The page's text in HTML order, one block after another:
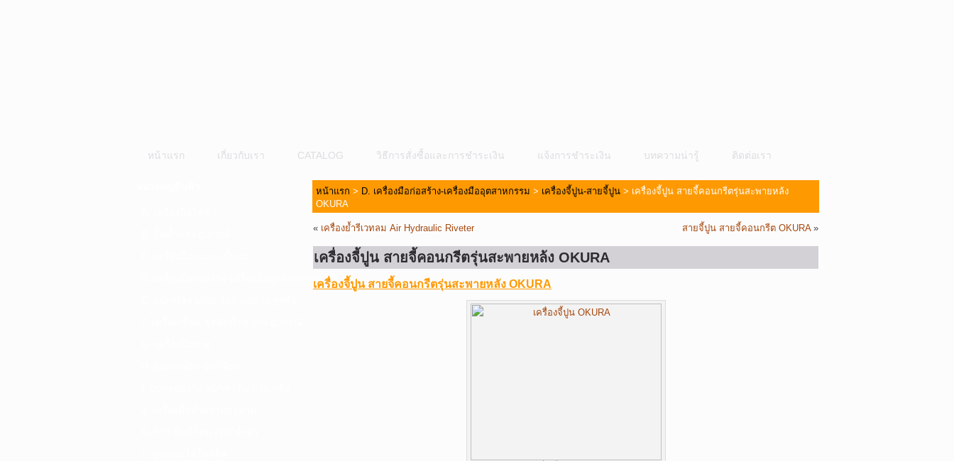
หน้าแรก เกี่ยวกับเรา CATALOG วิธีการสั่งซื้อและการชำระเงิน แจ้งการชำระเงิน บทความน่ารู้ ติดต่อเรา
หน้าแรก > D. เครื่องมือก่อสร้าง-เครื่องมืออุตสาหกรรม > เครื่องจี้ปูน-สายจี้ปูน > เครื่องจี้ปูน สายจี้คอนกรีตรุ่นสะพายหล้ง
OKURA
« เครื่องย้ำรีเวทลม Air Hydraulic Riveter สายจี้ปูน สายจี้คอนกรีต OKURA»
เครื่องจี้ปูน สายจี้คอนกรีตรุ่นสะพายหล้ง OKURA
เครื่องจี้ปูน สายจี้คอนกรีตรุ่นสะพายหลัง OKURA